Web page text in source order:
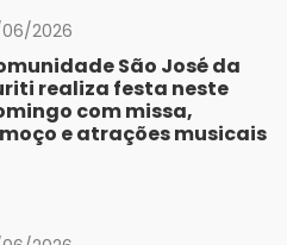
2026
São José da
realiza festa neste
com missa,
e atrações musicais